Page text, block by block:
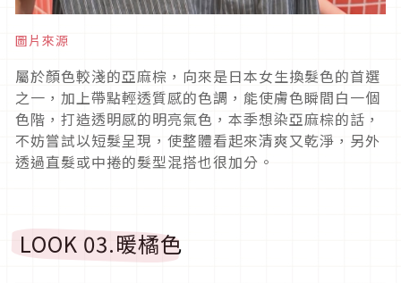
圖片來源
屬於顏色較淺的亞麻棕，向來是日本女生換髮色的首選
之一，加上帶點輕透質感的色調，能使膚色瞬間白一個
色階，打造透明感的明亮氣色，本季想染亞麻棕的話，
不妨嘗試以短髮呈現，使整體看起來清爽又乾淨，另外
透過直髮或中捲的髮型混搭也很加分。
LOOK 03.暖橘色